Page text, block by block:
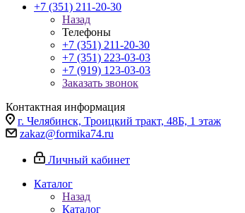
+7 (351) 211-20-30
Назад
Телефоны
+7 (351) 211-20-30
+7 (351) 223-03-03
+7 (919) 123-03-03
Заказать звонок
Контактная информация
г. Челябинск, Троицкий тракт, 48Б, 1 этаж
zakaz@formika74.ru
Личный кабинет
Каталог
Назад
Каталог